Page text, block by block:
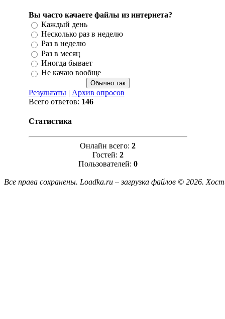
Вы часто качаете файлы из интернета?
Каждый день
Несколько раз в неделю
Раз в неделю
Раз в месяц
Иногда бывает
Не качаю вообще
Результаты| Архив опросов
Всего ответов: 146
Статистика
Онлайн всего: 2
Гостей: 2
Пользователей: 0
Все права сохранены. Loadka.ru – загрузка файлов © 2026.